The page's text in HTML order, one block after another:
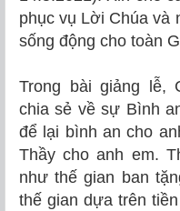
phục vụ Lời Chúa và
sống động cho toàn
Trong bài giảng lễ,
chia sẻ về sự Bình
để lại bình an cho
Thầy cho anh em.
như thế gian ban
thế gian dựa trên